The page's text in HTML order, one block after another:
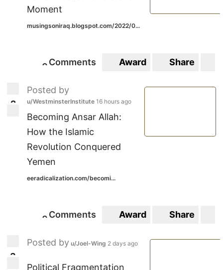
Moment
musingsoniraq.blogspot.com/2022/0...
00
Comments Award Share
22
Posted by
u/WestminsterInstitute 16 hours ago
Becoming Ansar Allah:
How the Islamic
Revolution Conquered
Yemen
eeradicalization.com/becomi...
00
Comments Award Share
33
Posted by u/Joel-Wing 2 days ago
Political Fragmentation